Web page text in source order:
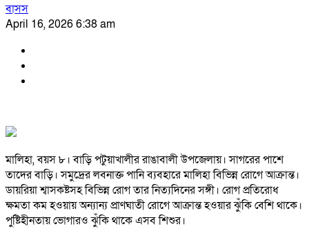
বাসস
April 16, 2026 6:38 am
মালিহা, বয়স ৮। বাড়ি পটুয়াখালীর রাঙাবালী উপজেলায়। সাগরের পাশে
তাদের বাড়ি। সমুদ্রের লবনাক্ত পানি ব্যবহারে মালিহা বিভিন্ন রোগে আক্রান্ত।
ডায়রিয়া শ্বাসকষ্টসহ বিভিন্ন রোগ তার নিত্যদিনের সঙ্গী। রোগ প্রতিরোধ
ক্ষমতা কম হওয়ায় অন্যান্য প্রাণঘাতী রোগে আক্রান্ত হওয়ার ঝুঁকি বেশি থাকে।
পুষ্টিহীনতায় ভোগারও ঝুঁকি থাকে এসব শিশুর।